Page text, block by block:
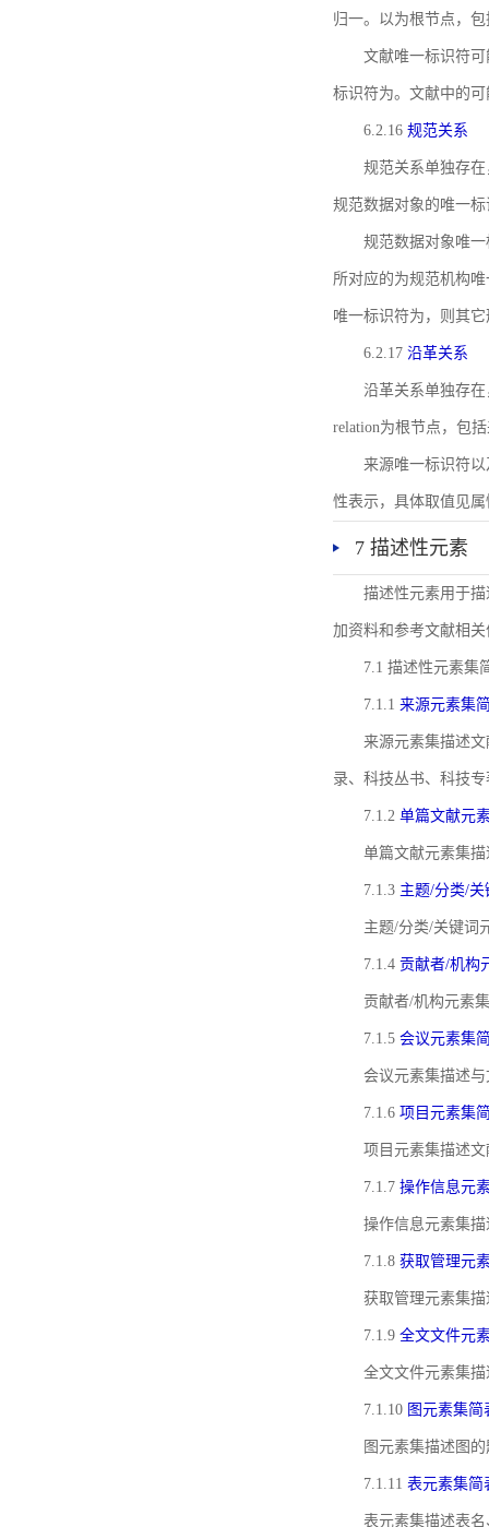
归一。以为根节点，
文献唯一标识符
标识符为。文献中的
6.2.16 规范关系
规范关系单独存
规范数据对象的唯一
规范数据对象唯一
所对应的为规范机构
唯一标识符为，则其
6.2.17 沿革关系
沿革关系单独存
relation为根节点，包
来源唯一标识符以
性表示，具体取值见属
7 描述性元素
描述性元素用于
加资料和参考文献相
7.1 描述性元素集
7.1.1 来源元素集
来源元素集描述
录、科技丛书、科技
7.1.2 单篇文献元
单篇文献元素集
7.1.3 主题/分类/
主题/分类/关键词
7.1.4 贡献者/机构
贡献者/机构元素
7.1.5 会议元素集
会议元素集描述
7.1.6 项目元素集
项目元素集描述
7.1.7 操作信息元
操作信息元素集
7.1.8 获取管理元
获取管理元素集
7.1.9 全文文件元
全文文件元素集
7.1.10 图元素集简
图元素集描述图
7.1.11 表元素集简
表元素集描述表